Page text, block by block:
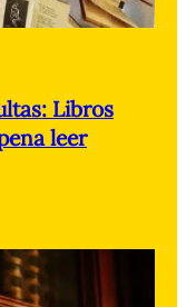
Libros
leer